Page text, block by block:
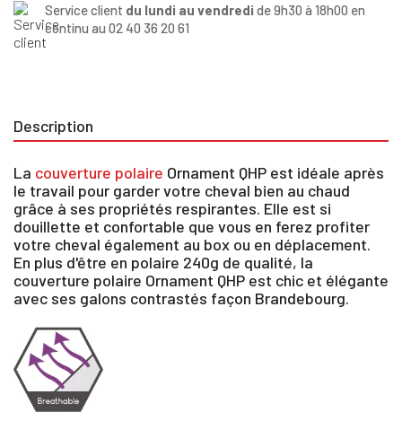
Service client du lundi au vendredi de 9h30 à 18h00 en
continu au 02 40 36 20 61
Description
La couverture polaire Ornament QHP est idéale après
le travail pour garder votre cheval bien au chaud
grâce à ses propriétés respirantes. Elle est si
douillette et confortable que vous en ferez profiter
votre cheval également au box ou en déplacement.
En plus d'être en polaire 240g de qualité, la
couverture polaire Ornament QHP est chic et élégante
avec ses galons contrastés façon Brandebourg.